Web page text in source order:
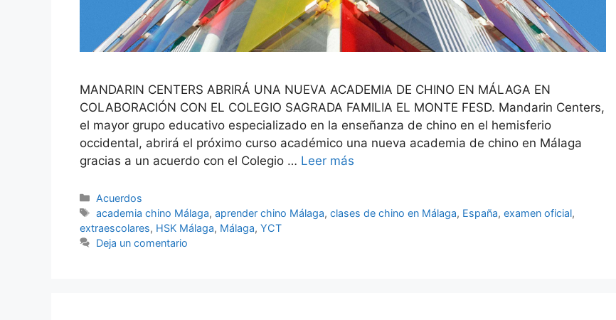
MANDARIN CENTERS ABRIRÁ UNA NUEVA ACADEMIA DE CHINO EN MÁLAGA EN
COLABORACIÓN CON EL COLEGIO SAGRADA FAMILIA EL MONTE FESD. Mandarin Centers,
el mayor grupo educativo especializado en la enseñanza de chino en el hemisferio
occidental, abrirá el próximo curso académico una nueva academia de chino en Málaga
gracias a un acuerdo con el Colegio … Leer más
Acuerdos
academia chino Málaga,aprender chino Málaga,clases de chino en Málaga, España,examen oficial,
extraescolares, HSK Málaga, Málaga, YCT
Deja un comentario